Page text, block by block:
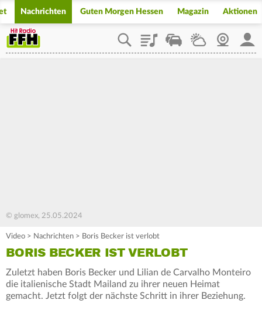
Nachrichten Guten Morgen Hessen Magazin Aktionen
PlaylistStaupilotWetterWebcam
© glomex, 25.05.2024
Video > Nachrichten > Boris Becker ist verlobt
BORIS BECKER IST VERLOBT
Zuletzt haben Boris Becker und Lilian de Carvalho Monteiro
die italienische Stadt Mailand zu ihrer neuen Heimat
gemacht. Jetzt folgt der nächste Schritt in ihrer Beziehung.